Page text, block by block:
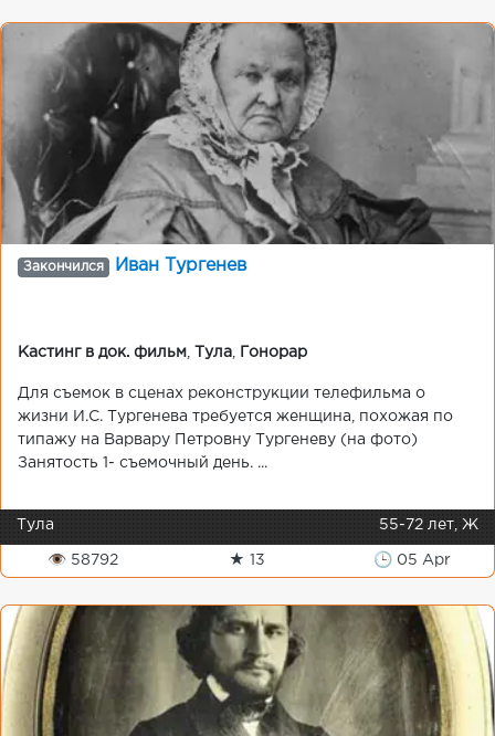
Закончился Иван Тургенев
Кастинг в док. фильм Тула Гонорар
Для съемок в сценах реконструкции телефильма о
жизни И.С. Тургенева требуется женщина, похожая по
типажу на Варвару Петровну Тургеневу (на фото)
Занятость 1- съемочный день. ...
Тула 55-72 лет, Ж
👁 58792 ★ 13 🕒 05 Apr